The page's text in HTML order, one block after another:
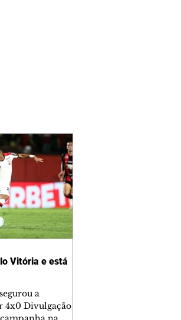
Vitória e está
a
4x0 Divulgação